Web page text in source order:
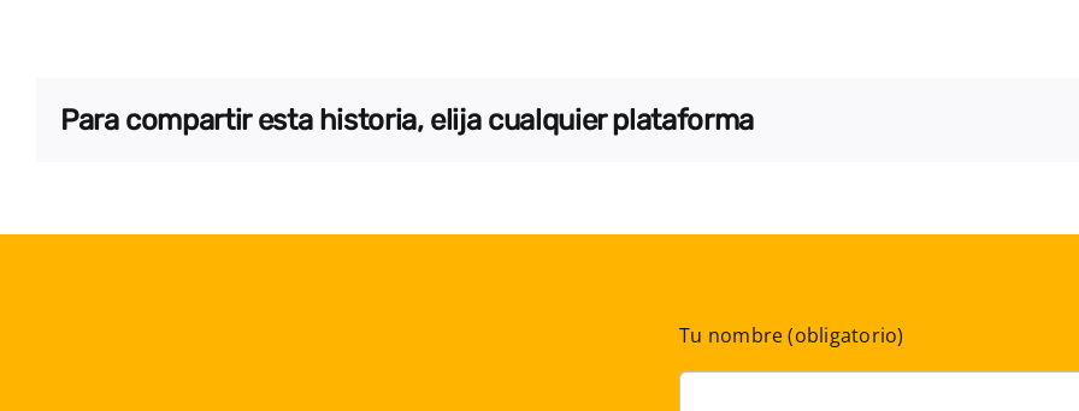
Para compartir esta historia, elija cualquier plataforma
Tu nombre (obligatorio)